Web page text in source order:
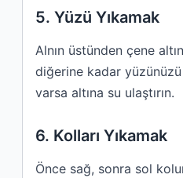
5. Yüzü Yıkamak
Alnın üstünden çene
diğerine kadar yüzünüzü
varsa altına su ulaştırın.
6. Kolları Yıkamak
Önce sağ, sonra sol